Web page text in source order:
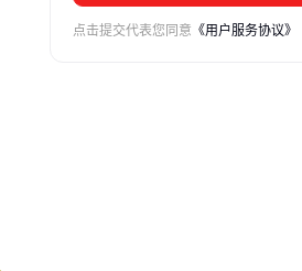
点击提交代表您同意 《用户服务协议》